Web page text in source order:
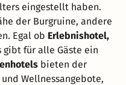
eingestellt haben.
der Burgruine, andere
Egal ob Erlebnishotel,
gibt für alle Gäste ein
bieten der
Wellnessangebote,